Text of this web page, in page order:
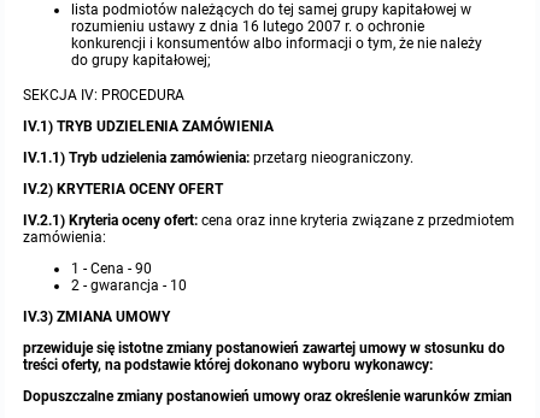
lista podmiotów należących do tej samej grupy kapitałowej w
rozumieniu ustawy z dnia 16 lutego 2007 r. o ochronie
konkurencji i konsumentów albo informacji o tym, że nie należy
do grupy kapitałowej;
SEKCJA IV: PROCEDURA
IV.1) TRYB UDZIELENIA ZAMÓWIENIA
IV.1.1) Tryb udzielenia zamówienia: przetarg nieograniczony.
IV.2) KRYTERIA OCENY OFERT
IV.2.1) Kryteria oceny ofert:cena oraz inne kryteria związane z przedmiotem
zamówienia:
1 - Cena - 90
2 - gwarancja - 10
IV.3) ZMIANA UMOWY
przewiduje się istotne zmiany postanowień zawartej umowy w stosunku do
treści oferty, na podstawie której dokonano wyboru wykonawcy:
Dopuszczalne zmiany postanowień umowy oraz określenie warunków zmian